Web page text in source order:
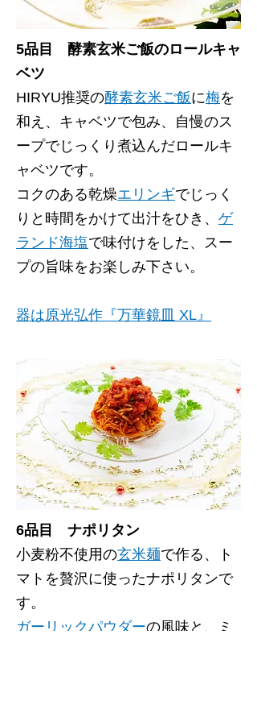
5品目 酵素玄米ご飯のロールキャ
ベツ
HIRYU推奨の酵素玄米ご飯に梅を
和え、キャベツで包み、自慢のス
ープでじっくり煮込んだロールキ
ャベツです。
コクのある乾燥エリンギでじっく
りと時間をかけて出汁をひき、 ゲ
ランド海塩で味付けをした、スー
プの旨味をお楽しみ下さい。
器は原光弘作『万華鏡皿 XL』
6品目 ナポリタン
小麦粉不使用の玄米麺で作る、ト
マトを贅沢に使ったナポリタンで
す。
ガーリックパウダーの風味と、ミ